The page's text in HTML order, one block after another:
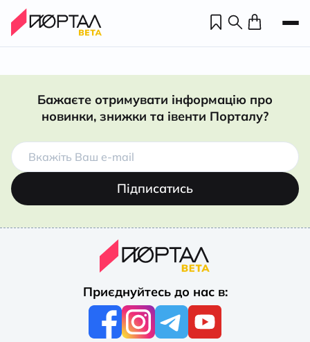
Бажаєте отримувати інформацію про
новинки, знижки та івенти Порталу?
Підписатись
Приєднуйтесь до нас в: